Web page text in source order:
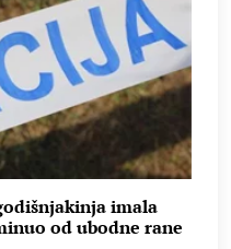
imala
od ubodne rane